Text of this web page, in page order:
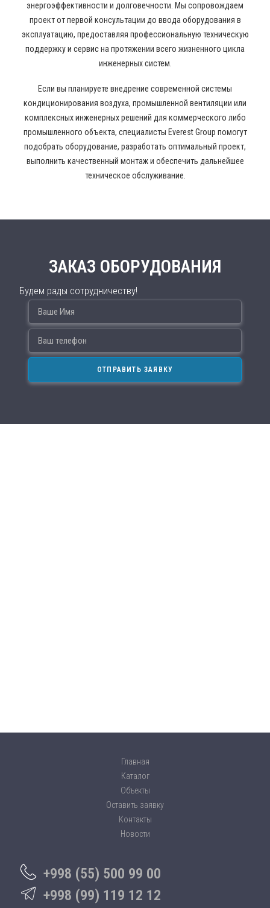
энергоэффективности и долговечности. Мы сопровождаем
проект от первой консультации до ввода оборудования в
эксплуатацию, предоставляя профессиональную техническую
поддержку и сервис на протяжении всего жизненного цикла
инженерных систем.
Если вы планируете внедрение современной системы
кондиционирования воздуха, промышленной вентиляции или
комплексных инженерных решений для коммерческого либо
промышленного объекта, специалисты Everest Group помогут
подобрать оборудование, разработать оптимальный проект,
выполнить качественный монтаж и обеспечить дальнейшее
техническое обслуживание.
ЗАКАЗ ОБОРУДОВАНИЯ
Будем рады сотрудничеству!
Главная
Каталог
Объекты
Оставить заявку
Контакты
Новости
+998 (55) 500 99 00
+998 (99) 119 12 12